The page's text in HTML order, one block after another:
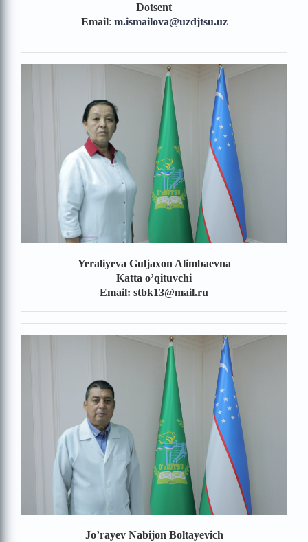
Dotsent
Email: m.ismailova@uzdjtsu.uz
Yeraliyeva Guljaxon Alimbaevna
Katta o’qituvchi
Email: stbk13@mail.ru
Jo’rayev Nabijon Boltayevich